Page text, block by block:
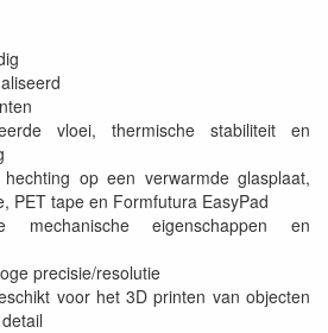
vloei, thermische stabiliteit en
hechting op een verwarmde glasplaat,
PET tape en Formfutura EasyPad
mechanische eigenschappen en
precisie/resolutie
voor het 3D printen van objecten